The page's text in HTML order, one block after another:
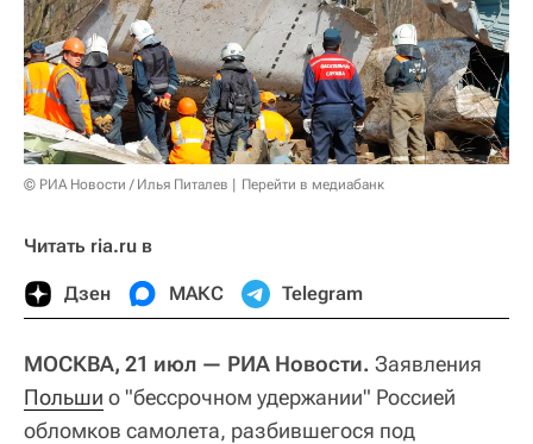
© РИА Новости / Илья Питалев Перейти в медиабанк
Читать ria.ru в
Дзен МАКС Telegram
МОСКВА, 21 июл — РИА Новости. Заявления
Польши о "бессрочном удержании" Россией
обломков самолета, разбившегося под